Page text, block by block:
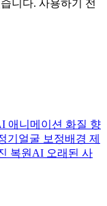
니다. 사용하기 전
애니메이션 화질 향
기 얼굴 보정배경 제
복원 AI 오래된 사